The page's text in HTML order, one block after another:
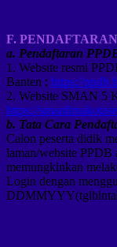
F. PENDAFTARAN
a. Pendaftaran
1. Website resmi
Banten : https://
2. Website SMAN 5
https://
b. Tata Cara
Calon peserta didik
laman/website PPDB
memungkinkan
Login dengan